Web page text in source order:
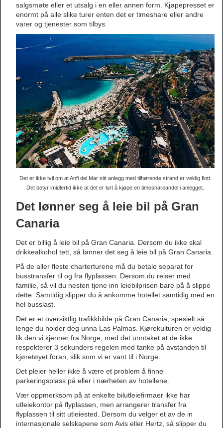
salgsmøte eller et utsalg i en eller annen form. Kjøpepresset er
enormt på alle slike turer enten det er timeshare eller andre
varer og tjenester som tilbys.
Det er ikke tvil om at Anfi del Mar sitt anlegg med tilhørende strand er veldig flott.
Det betyr imidlertid ikke at det er lurt å kjøpe en timeshareandel i anlegget.
Det lønner seg å leie bil på Gran
Canaria
Det er billig å leie bil på Gran Canaria. Dersom du ikke skal
drikkealkohol tett, så lønner det seg å leie bil på Gran Canaria.
På de aller fleste charterturene må du betale separat for
busstransfer til og fra flyplassen. Dersom du reiser med
familie, så vil du nesten tjene inn leiebilprisen bare på å slippe
dette. Samtidig slipper du å ankomme hotellet samtidig med en
hel busslast.
Det er et oversiktlig trafikkbilde på Gran Canaria, spesielt så
lenge du holder deg unna Las Palmas. Kjørekulturen er veldig
lik den vi kjenner fra Norge, med det unntaket at de ikke
respekterer 3 sekunders regelen med tanke på avstanden til
kjøretøyet foran, slik som vi er vant til i Norge.
Det pleier heller ikke å være et problem å finne
parkeringsplass på eller i nærheten av hotellene.
Vær oppmerksom på at enkelte bilutleiefirmaer ikke har
utleiekontor på flyplassen, men arrangerer transfer fra
flyplassen til sitt utleiested. Dersom du velger et av de in
internasjonale selskapene som Avis eller Hertz, så slipper du